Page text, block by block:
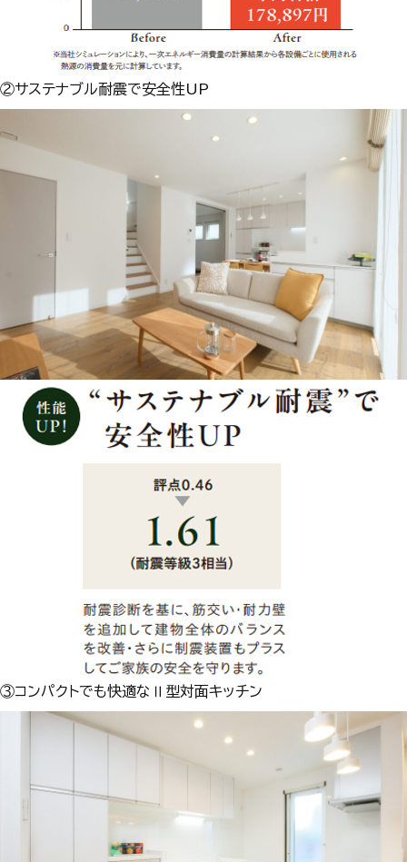
②サステナブル耐震で安全性UP
③コンパクトでも快適なⅡ型対面キッチン